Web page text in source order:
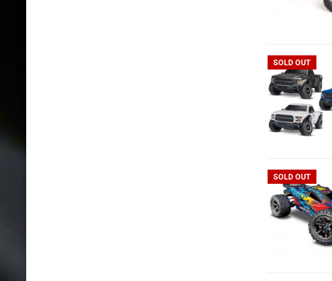
SOLD OUT
SOLD OUT